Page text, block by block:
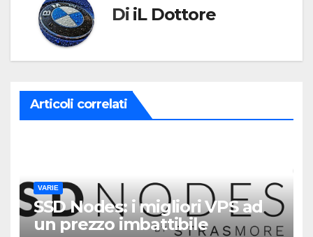
Di iL Dottore
Articoli correlati
VARIE
SSD Nodes: i migliori VPS ad
un prezzo imbattibile